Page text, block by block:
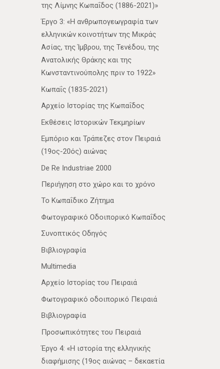
της Λίμνης Κωπαΐδος (1886-2021)»
Έργο 3: «Η ανθρωπογεωγραφία των
ελληνικών κοινοτήτων της Μικράς
Ασίας, της Ίμβρου, της Τενέδου, της
Ανατολικής Θράκης και της
Κωνσταντινούπολης πριν το 1922»
Κωπαΐς (1835-2021)
Αρχείο Ιστορίας της Κωπαΐδος
Εκθέσεις Ιστορικών Τεκμηρίων
Εμπόριο και Τράπεζες στον Πειραιά
(19ος-20ός) αιώνας
De Re Industriae 2000
Περιήγηση στο χώρο και το χρόνο
Το Κωπαΐδικο Ζήτημα
Φωτογραφικό Οδοιπορικό Κωπαΐδος
Συνοπτικός Οδηγός
Βιβλιογραφία
Multimedia
Αρχείο Ιστορίας του Πειραιά
Φωτογραφικό οδοιπορικό Πειραιά
Βιβλιογραφία
Προσωπικότητες του Πειραιά
Έργο 4: «Η ιστορία της ελληνικής
διαφήμισης (19ος αιώνας – δεκαετία